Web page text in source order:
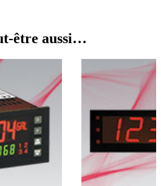
être aussi…